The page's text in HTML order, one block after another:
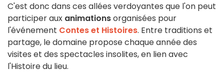
C'est donc dans ces allées verdoyantes que l'on peut
participer aux animationsorganisées pour
l'événement Contes et Histoires. Entre traditions et
partage, le domaine propose chaque année des
visites et des spectacles insolites, en lien avec
l'Histoire du lieu.